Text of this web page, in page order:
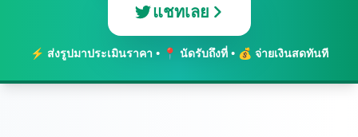
แชทเลย
⚡ ส่งรูปมาประเมินราคา • 📍 นัดรับถึงที่ • 💰 จ่ายเงินสดทันที